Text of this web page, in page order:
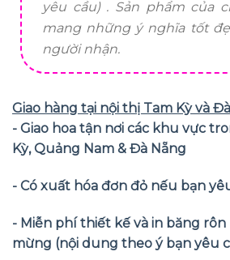
yêu cầu) . Sản phẩm của
mang những ý nghĩa tốt
người nhận.
Giao hàng tại nội thị Tam Kỳ và
- Giao hoa tận nơi các khu vực
Kỳ, Quảng Nam & Đà Nẵng
- Có xuất hóa đơn đỏ nếu bạn
- Miễn phí thiết kế và in băng
mừng (nội dung theo ý bạn yêu